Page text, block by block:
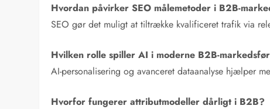
Hvordan påvirker SEO målemetoder i B2B-
SEO gør det muligt at tiltrække kvalificeret trafik via
Hvilken rolle spiller AI i moderne B2B-
AI-personalisering og avanceret dataanalyse hjælper
Hvorfor fungerer attributmodeller dårligt i B2B?